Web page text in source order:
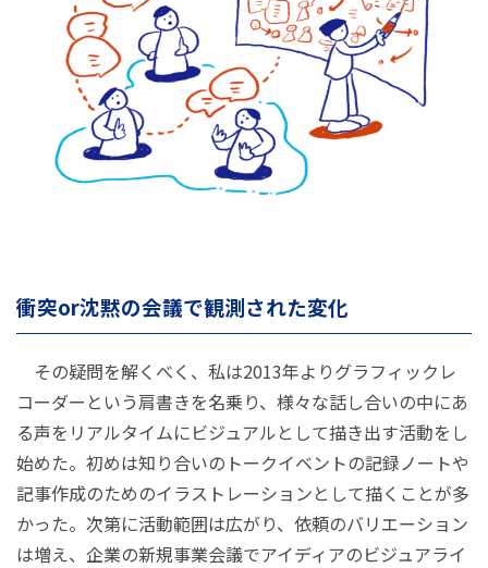
衝突or沈黙の会議で観測された変化
その疑問を解くべく、私は2013年よりグラフィックレ
コーダーという肩書きを名乗り、様々な話し合いの中にあ
る声をリアルタイムにビジュアルとして描き出す活動をし
始めた。初めは知り合いのトークイベントの記録ノートや
記事作成のためのイラストレーションとして描くことが多
かった。次第に活動範囲は広がり、依頼のバリエーション
は増え、企業の新規事業会議でアイディアのビジュアライ